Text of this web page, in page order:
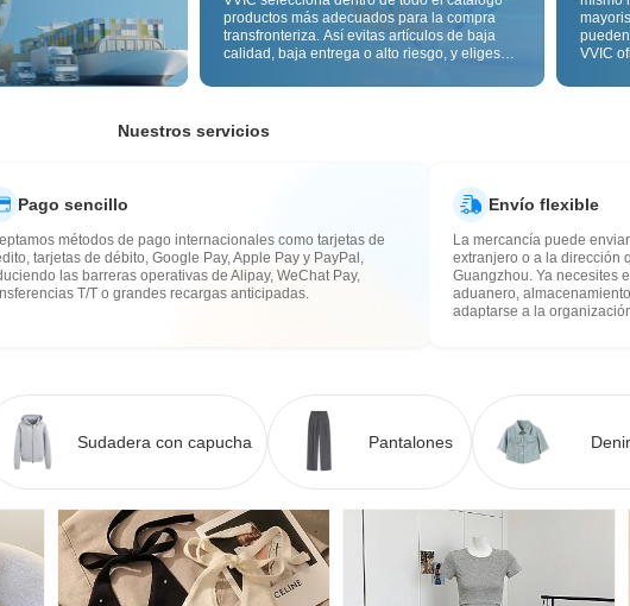
productos más adecuados para la compra
transfronteriza. Así evitas artículos de baja
calidad, baja entrega o alto riesgo, y eliges
calidad transfronteriza y las etiquetas de
aduana y posventa.
VVIC
Nuestros servicios
Pago sencillo
métodos de pago internacionales como tarjetas de
tarjetas de débito, Google Pay, Apple Pay y PayPal,
las barreras operativas de Alipay, WeChat Pay,
T/T o grandes recargas anticipadas.
Envío flexible
La mercancía puede
extranjero o a la dirección
Guangzhou. Ya necesites
aduanero,
adaptarse a la
Sudadera con capucha Pantalones